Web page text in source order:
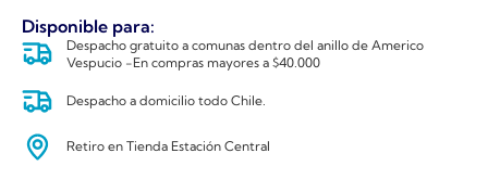
Disponible para:
Despacho gratuito a comunas dentro del anillo de Americo
Vespucio -En compras mayores a $40.000
Despacho a domicilio todo Chile.
Retiro en Tienda Estación Central